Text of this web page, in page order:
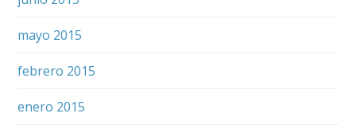
mayo 2015
febrero 2015
enero 2015